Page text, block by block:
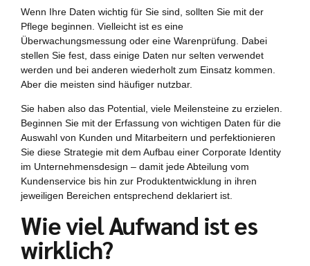
Wenn Ihre Daten wichtig für Sie sind, sollten Sie mit der
Pflege beginnen. Vielleicht ist es eine
Überwachungsmessung oder eine Warenprüfung. Dabei
stellen Sie fest, dass einige Daten nur selten verwendet
werden und bei anderen wiederholt zum Einsatz kommen.
Aber die meisten sind häufiger nutzbar.
Sie haben also das Potential, viele Meilensteine zu erzielen.
Beginnen Sie mit der Erfassung von wichtigen Daten für die
Auswahl von Kunden und Mitarbeitern und perfektionieren
Sie diese Strategie mit dem Aufbau einer Corporate Identity
im Unternehmensdesign – damit jede Abteilung vom
Kundenservice bis hin zur Produktentwicklung in ihren
jeweiligen Bereichen entsprechend deklariert ist.
Wie viel Aufwand ist es
wirklich?